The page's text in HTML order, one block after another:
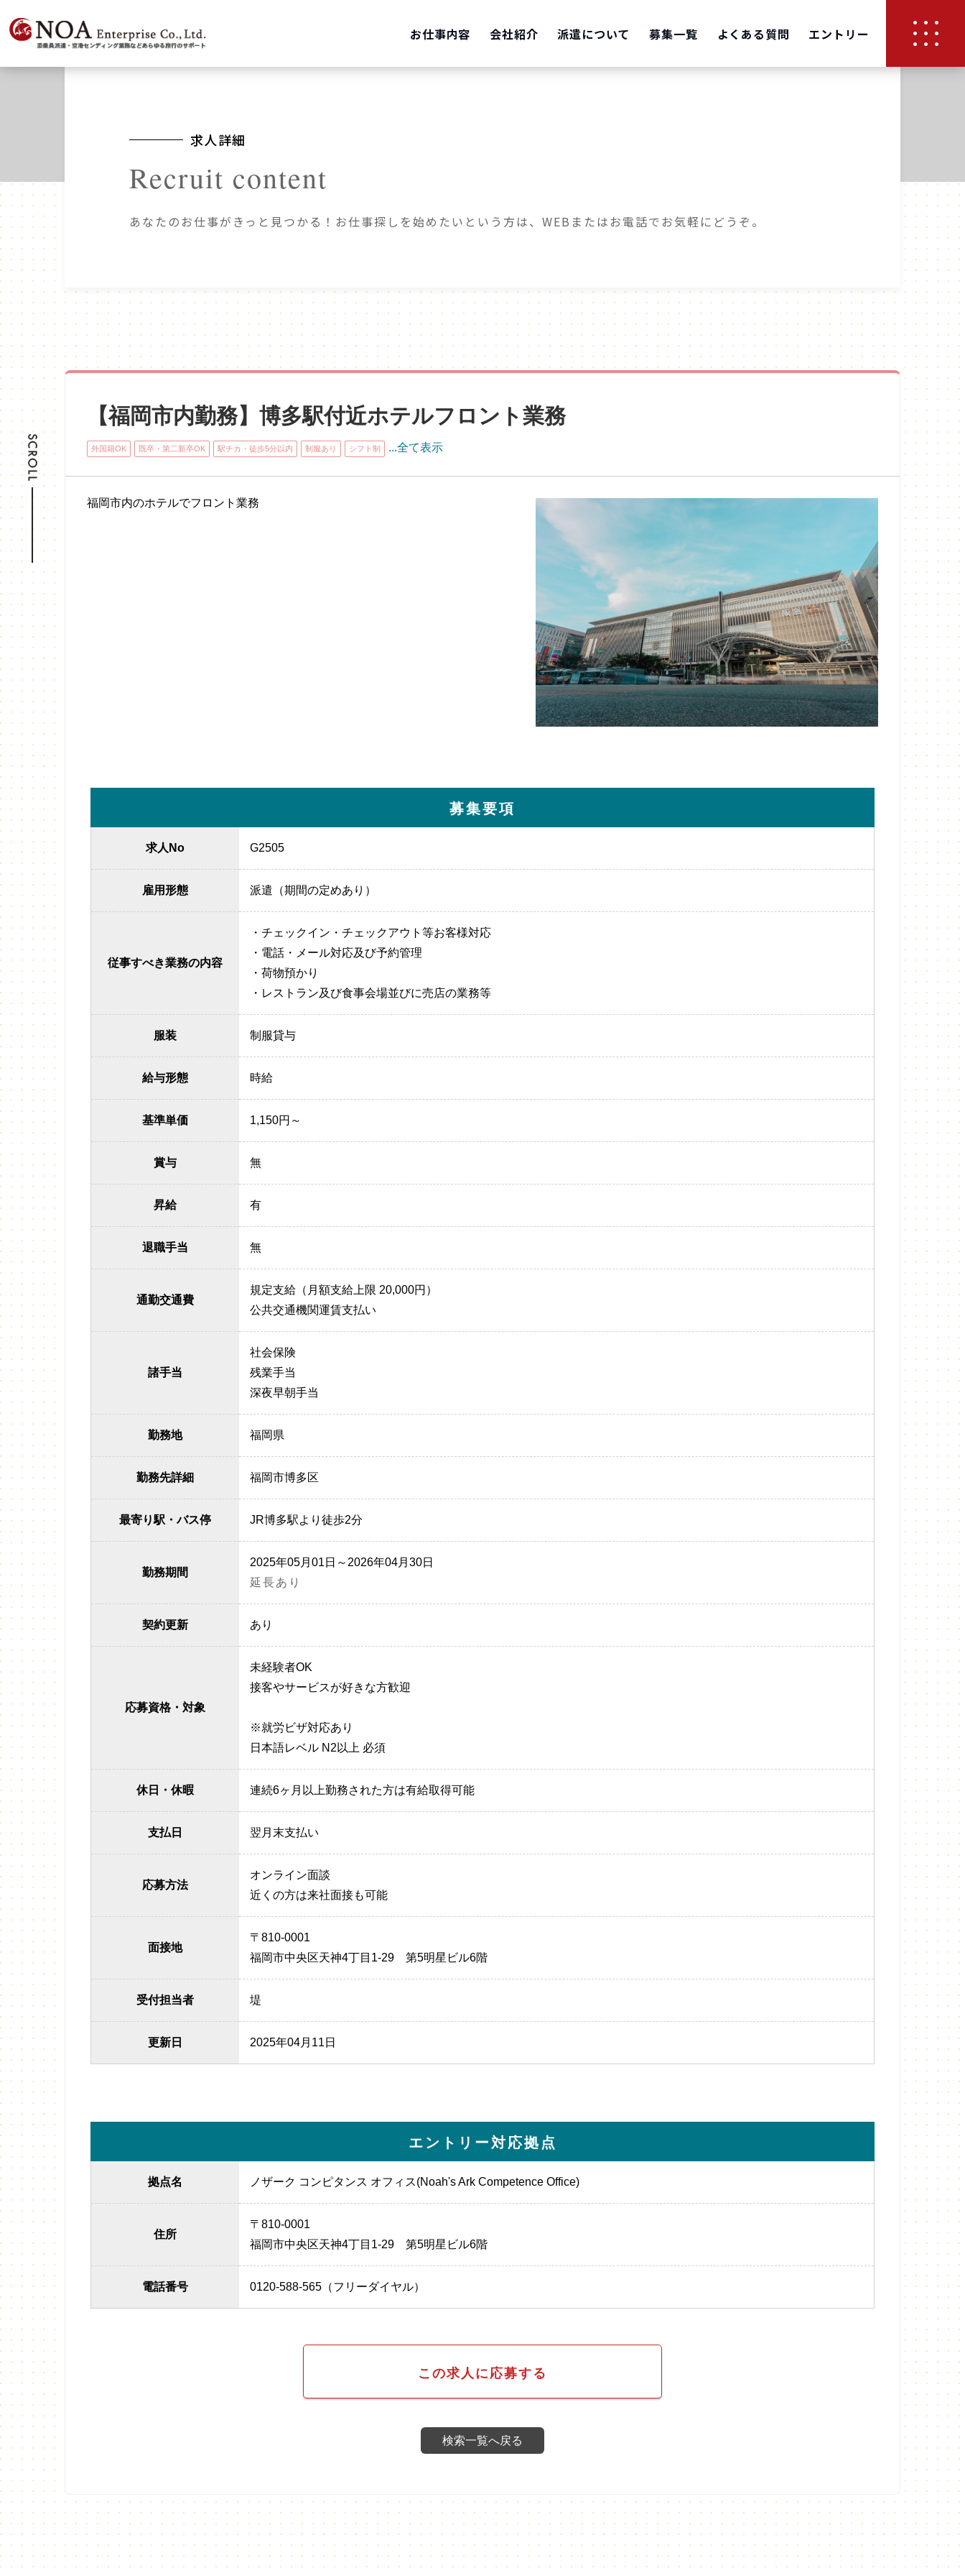
お仕事内容 会社紹介 派遣について 募集一覧 よくある質問 エントリー
求人詳細
Recruit content
あなたのお仕事がきっと見つかる！お仕事探しを始めたいという方は、WEBまたはお電話でお気軽にどうぞ。
【福岡市内勤務】博多駅付近ホテルフロント業務
外国籍OK 既卒・第二新卒OK 駅チカ・徒歩5分以内 制服あり シフト制 ...全て表示
福岡市内のホテルでフロント業務
募集要項
求人No G2505
雇用形態 派遣（期間の定めあり）
従事すべき業務の内容
・チェックイン・チェックアウト等お客様対応
・電話・メール対応及び予約管理
・荷物預かり
・レストラン及び食事会場並びに売店の業務等
服装 制服貸与
給与形態 時給
基準単価 1,150円～
賞与 無
昇給 有
退職手当 無
通勤交通費
規定支給（月額支給上限 20,000円）
公共交通機関運賃支払い
諸手当
社会保険
残業手当
深夜早朝手当
勤務地 福岡県
勤務先詳細 福岡市博多区
最寄り駅・バス停 JR博多駅より徒歩2分
勤務期間
2025年05月01日～2026年04月30日
延長あり
契約更新 あり
応募資格・対象
未経験者OK
接客やサービスが好きな方歓迎
※就労ビザ対応あり
日本語レベル N2以上 必須
休日・休暇 連続6ヶ月以上勤務された方は有給取得可能
支払日 翌月末支払い
応募方法
オンライン面談
近くの方は来社面接も可能
面接地
〒810-0001
福岡市中央区天神4丁目1-29 第5明星ビル6階
受付担当者 堤
更新日 2025年04月11日
エントリー対応拠点
拠点名 ノザーク コンピタンス オフィス(Noah's Ark Competence Office)
住所
〒810-0001
福岡市中央区天神4丁目1-29 第5明星ビル6階
電話番号 0120-588-565（フリーダイヤル）
この求人に応募する
検索一覧へ戻る